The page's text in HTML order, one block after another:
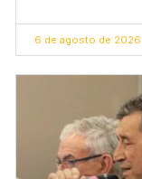
6 de agosto de 2026